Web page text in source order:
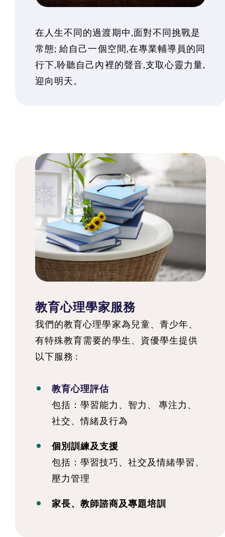
在人生不同的過渡期中,面對不同挑戰是
常態; 給自己一個空間,在專業輔導員的同
行下,聆聽自己內裡的聲音,支取心靈力量,
迎向明天。
教育心理學家服務
我們的教育心理學家為兒童、青少年、
有特殊教育需要的學生、資優學生提供
以下服務 :
教育心理評估
包括：學習能力、智力、 專注力、
社交、情緒及行為
個別訓練及支援
包括：學習技巧、社交及情緒學習、
壓力管理
家長、教師諮商及專題培訓